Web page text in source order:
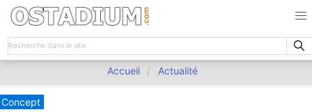
Accueil Actualité
Concept